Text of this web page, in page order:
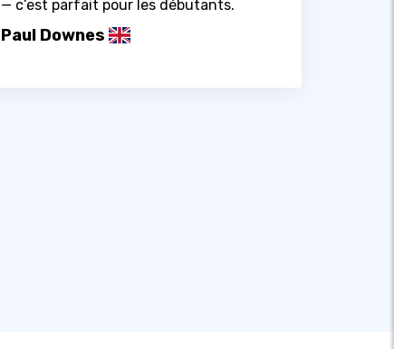
— c’est parfait pour les débutants.
Paul Downes